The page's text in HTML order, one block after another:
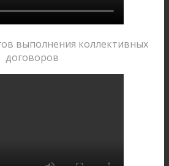
выполнения коллективных
договоров